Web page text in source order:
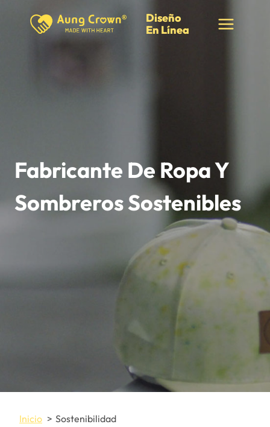
Contenido
Diseño
En Línea
Fabricante De Ropa Y
Sombreros Sostenibles
Inicio Sostenibilidad